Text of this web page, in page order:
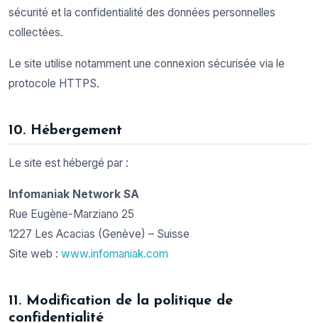
sécurité et la confidentialité des données personnelles
collectées.
Le site utilise notamment une connexion sécurisée via le
protocole HTTPS.
10. Hébergement
Le site est hébergé par :
Infomaniak Network SA
Rue Eugène-Marziano 25
1227 Les Acacias (Genève) – Suisse
Site web : www.infomaniak.com
11. Modification de la politique de
confidentialité